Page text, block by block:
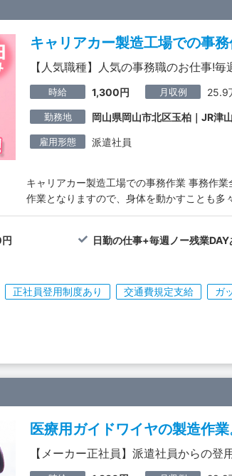
キャリアカー製造工場での事
【人気職種】人気の事務職のお仕事!
時給 1,300円 月収例 25.9
勤務地 岡山県岡山市北区玉柏｜JR津
雇用形態 派遣社員
キャリアカー製造工場での事務作業 事務作
作業となりますので、身体を動かすことも多
日勤の仕事+毎週ノー残業DAY
正社員登用制度あり 交通費規定支給 ガ
医療用ガイドワイヤの製造作業
【メーカー正社員】派遣社員からの登